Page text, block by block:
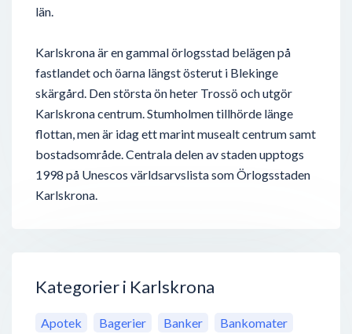
län.
Karlskrona är en gammal örlogsstad belägen på
fastlandet och öarna längst österut i Blekinge
skärgård. Den största ön heter Trossö och utgör
Karlskrona centrum. Stumholmen tillhörde länge
flottan, men är idag ett marint musealt centrum samt
bostadsområde. Centrala delen av staden upptogs
1998 på Unescos världsarvslista som Örlogsstaden
Karlskrona.
Kategorier i Karlskrona
Apotek Bagerier Banker
Bankomater